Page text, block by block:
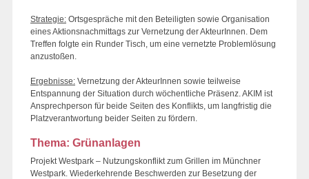
Strategie: Ortsgespräche mit den Beteiligten sowie Organisation
eines Aktionsnachmittags zur Vernetzung der AkteurInnen. Dem
Treffen folgte ein Runder Tisch, um eine vernetzte Problemlösung
anzustoßen.
Ergebnisse: Vernetzung der AkteurInnen sowie teilweise
Entspannung der Situation durch wöchentliche Präsenz. AKIM ist
Ansprechperson für beide Seiten des Konflikts, um langfristig die
Platzverantwortung beider Seiten zu fördern.
Thema: Grünanlagen
Projekt Westpark – Nutzungskonflikt zum Grillen im Münchner
Westpark. Wiederkehrende Beschwerden zur Besetzung der